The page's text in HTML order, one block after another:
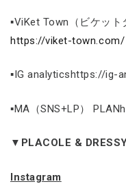
▪ViKet Town（ビケット
https://viket-town.com/
▪IG analyticshttps://ig-
▪MA（SNS+LP）
▼PLACOLE &
Instagram